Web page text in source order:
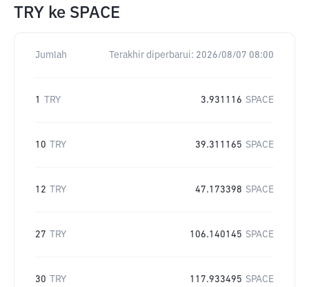
TRY ke SPACE
Jumlah Terakhir diperbarui: 2026/08/07 08:00
1 TRY 3.931116 SPACE
10 TRY 39.311165 SPACE
12 TRY 47.173398 SPACE
27 TRY 106.140145 SPACE
30 TRY 117.933495 SPACE